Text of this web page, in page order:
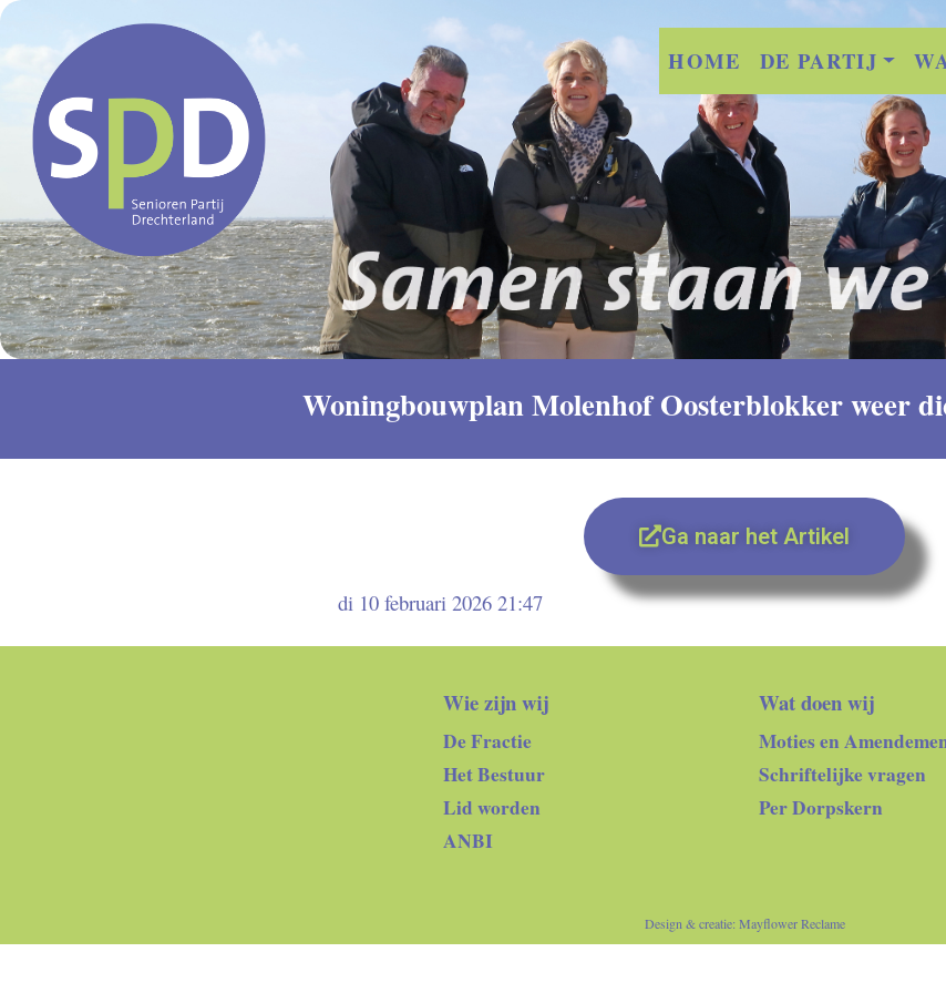
HOME DE PARTIJ
Woningbouwplan Molenhof Oosterblokker weer
Ga naar het Artikel
di 10 februari 2026 21:47
Wie zijn wij
De Fractie
Het Bestuur
Lid worden
ANBI
Wat doen wij
Moties en
Schriftelijke vragen
Per Dorpskern
Design & creatie: Mayflower Reclame